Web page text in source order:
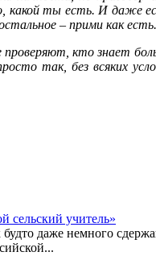
какой ты есть. И
– прими как есть.
проверяют, кто знает
так, без всяких
сельский учитель»
даже немного